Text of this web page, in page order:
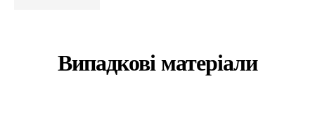
Випадкові матеріали